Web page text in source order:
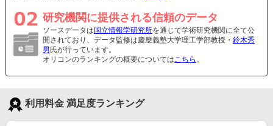
研究機関に提供される信頼のデータ
ソースデータは 国立情報学研究所を通じて学術研究機関に全て公
開されており、データ監修は慶應義塾大学理工学部教授・ 鈴木秀
男 氏が行っています。
オリコンのランキングの概要についてはこちら 。
利用料金 満足度ランキング